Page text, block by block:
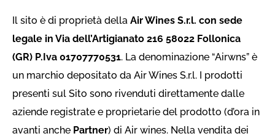
Il sito è di proprietà della Air Wines S.r.l. con sede
legale in Via dell’Artigianato 216 58022 Follonica
(GR) P.Iva 01707770531. La denominazione “Airwns” è
un marchio depositato da Air Wines S.r.l. I prodotti
presenti sul Sito sono rivenduti direttamente dalle
aziende registrate e proprietarie del prodotto (d’ora in
avanti anche Partner) di Air wines. Nella vendita dei